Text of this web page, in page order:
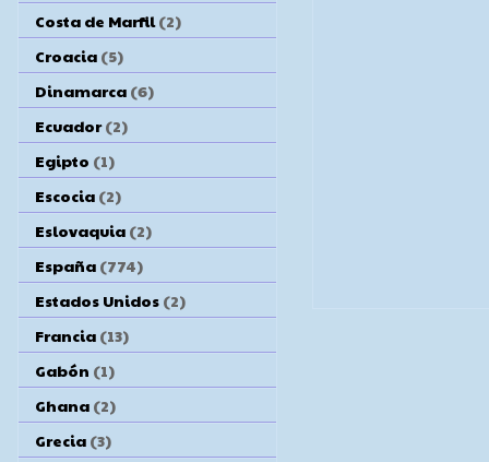
Costa de Marfil (2)
Croacia (5)
Dinamarca (6)
Ecuador (2)
Egipto (1)
Escocia (2)
Eslovaquia (2)
España (774)
Estados Unidos (2)
Francia (13)
Gabón (1)
Ghana (2)
Grecia (3)